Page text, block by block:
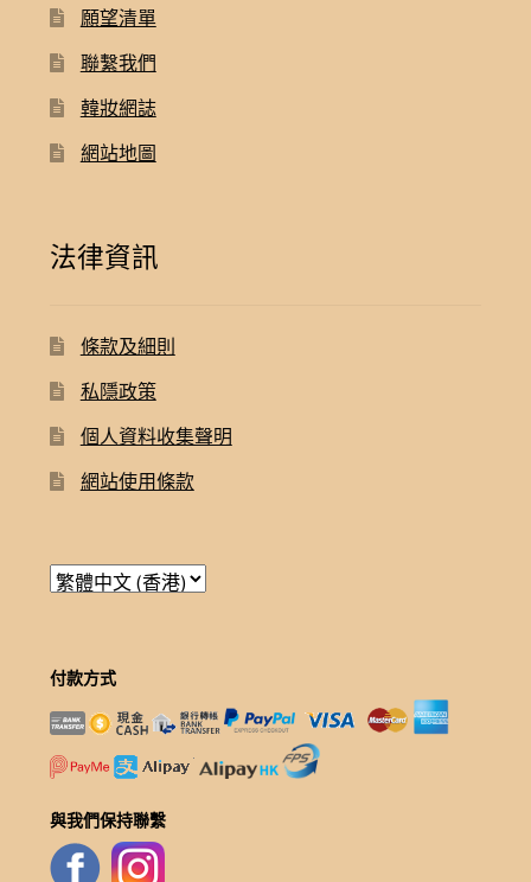
願望清單
聯繫我們
韓妝網誌
網站地圖
法律資訊
條款及細則
私隱政策
個人資料收集聲明
網站使用條款
付款方式
與我們保持聯繫